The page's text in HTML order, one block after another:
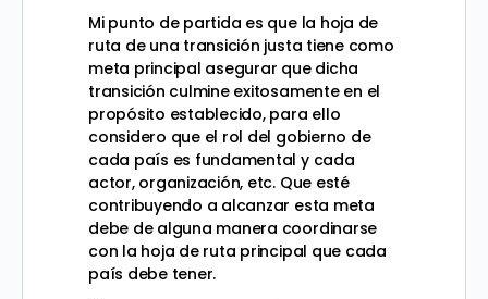
Mi punto de partida es que la hoja de
ruta de una transición justa tiene como
meta principal asegurar que dicha
transición culmine exitosamente en el
propósito establecido, para ello
considero que el rol del gobierno de
cada país es fundamental y cada
actor, organización, etc. Que esté
contribuyendo a alcanzar esta meta
debe de alguna manera coordinarse
con la hoja de ruta principal que cada
país debe tener.